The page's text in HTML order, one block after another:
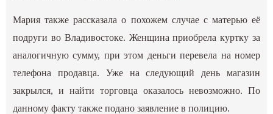
Мария также рассказала о похожем случае с матерью её
подруги во Владивостоке. Женщина приобрела куртку за
аналогичную сумму, при этом деньги перевела на номер
телефона продавца. Уже на следующий день магазин
закрылся, и найти торговца оказалось невозможно. По
данному факту также подано заявление в полицию.